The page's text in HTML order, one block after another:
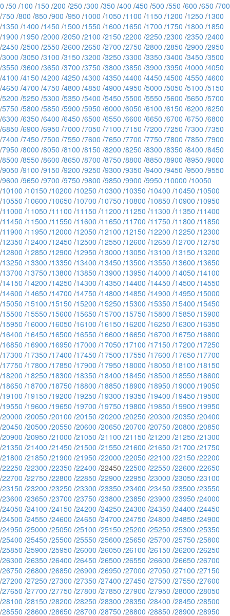
0 /50 /100 /150 /200 /250 /300 /350 /400 /450 /500 /550 /600 /650 /700
/750 /800 /850 /900 /950 /1000 /1050 /1100 /1150 /1200 /1250 /1300
/1350 /1400 /1450 /1500 /1550 /1600 /1650 /1700 /1750 /1800 /1850
/1900 /1950 /2000 /2050 /2100 /2150 /2200 /2250 /2300 /2350 /2400
/2450 /2500 /2550 /2600 /2650 /2700 /2750 /2800 /2850 /2900 /2950
/3000 /3050 /3100 /3150 /3200 /3250 /3300 /3350 /3400 /3450 /3500
/3550 /3600 /3650 /3700 /3750 /3800 /3850 /3900 /3950 /4000 /4050
/4100 /4150 /4200 /4250 /4300 /4350 /4400 /4450 /4500 /4550 /4600
/4650 /4700 /4750 /4800 /4850 /4900 /4950 /5000 /5050 /5100 /5150
/5200 /5250 /5300 /5350 /5400 /5450 /5500 /5550 /5600 /5650 /5700
/5750 /5800 /5850 /5900 /5950 /6000 /6050 /6100 /6150 /6200 /6250
/6300 /6350 /6400 /6450 /6500 /6550 /6600 /6650 /6700 /6750 /6800
/6850 /6900 /6950 /7000 /7050 /7100 /7150 /7200 /7250 /7300 /7350
/7400 /7450 /7500 /7550 /7600 /7650 /7700 /7750 /7800 /7850 /7900
/7950 /8000 /8050 /8100 /8150 /8200 /8250 /8300 /8350 /8400 /8450
/8500 /8550 /8600 /8650 /8700 /8750 /8800 /8850 /8900 /8950 /9000
/9050 /9100 /9150 /9200 /9250 /9300 /9350 /9400 /9450 /9500 /9550
/9600 /9650 /9700 /9750 /9800 /9850 /9900 /9950 /10000 /10050
/10100 /10150 /10200 /10250 /10300 /10350 /10400 /10450 /10500
/10550 /10600 /10650 /10700 /10750 /10800 /10850 /10900 /10950
/11000 /11050 /11100 /11150 /11200 /11250 /11300 /11350 /11400
/11450 /11500 /11550 /11600 /11650 /11700 /11750 /11800 /11850
/11900 /11950 /12000 /12050 /12100 /12150 /12200 /12250 /12300
/12350 /12400 /12450 /12500 /12550 /12600 /12650 /12700 /12750
/12800 /12850 /12900 /12950 /13000 /13050 /13100 /13150 /13200
/13250 /13300 /13350 /13400 /13450 /13500 /13550 /13600 /13650
/13700 /13750 /13800 /13850 /13900 /13950 /14000 /14050 /14100
/14150 /14200 /14250 /14300 /14350 /14400 /14450 /14500 /14550
/14600 /14650 /14700 /14750 /14800 /14850 /14900 /14950 /15000
/15050 /15100 /15150 /15200 /15250 /15300 /15350 /15400 /15450
/15500 /15550 /15600 /15650 /15700 /15750 /15800 /15850 /15900
/15950 /16000 /16050 /16100 /16150 /16200 /16250 /16300 /16350
/16400 /16450 /16500 /16550 /16600 /16650 /16700 /16750 /16800
/16850 /16900 /16950 /17000 /17050 /17100 /17150 /17200 /17250
/17300 /17350 /17400 /17450 /17500 /17550 /17600 /17650 /17700
/17750 /17800 /17850 /17900 /17950 /18000 /18050 /18100 /18150
/18200 /18250 /18300 /18350 /18400 /18450 /18500 /18550 /18600
/18650 /18700 /18750 /18800 /18850 /18900 /18950 /19000 /19050
/19100 /19150 /19200 /19250 /19300 /19350 /19400 /19450 /19500
/19550 /19600 /19650 /19700 /19750 /19800 /19850 /19900 /19950
/20000 /20050 /20100 /20150 /20200 /20250 /20300 /20350 /20400
/20450 /20500 /20550 /20600 /20650 /20700 /20750 /20800 /20850
/20900 /20950 /21000 /21050 /21100 /21150 /21200 /21250 /21300
/21350 /21400 /21450 /21500 /21550 /21600 /21650 /21700 /21750
/21800 /21850 /21900 /21950 /22000 /22050 /22100 /22150 /22200
/22250 /22300 /22350 /22400 /22450 /22500 /22550 /22600 /22650
/22700 /22750 /22800 /22850 /22900 /22950 /23000 /23050 /23100
/23150 /23200 /23250 /23300 /23350 /23400 /23450 /23500 /23550
/23600 /23650 /23700 /23750 /23800 /23850 /23900 /23950 /24000
/24050 /24100 /24150 /24200 /24250 /24300 /24350 /24400 /24450
/24500 /24550 /24600 /24650 /24700 /24750 /24800 /24850 /24900
/24950 /25000 /25050 /25100 /25150 /25200 /25250 /25300 /25350
/25400 /25450 /25500 /25550 /25600 /25650 /25700 /25750 /25800
/25850 /25900 /25950 /26000 /26050 /26100 /26150 /26200 /26250
/26300 /26350 /26400 /26450 /26500 /26550 /26600 /26650 /26700
/26750 /26800 /26850 /26900 /26950 /27000 /27050 /27100 /27150
/27200 /27250 /27300 /27350 /27400 /27450 /27500 /27550 /27600
/27650 /27700 /27750 /27800 /27850 /27900 /27950 /28000 /28050
/28100 /28150 /28200 /28250 /28300 /28350 /28400 /28450 /28500
/28550 /28600 /28650 /28700 /28750 /28800 /28850 /28900 /28950